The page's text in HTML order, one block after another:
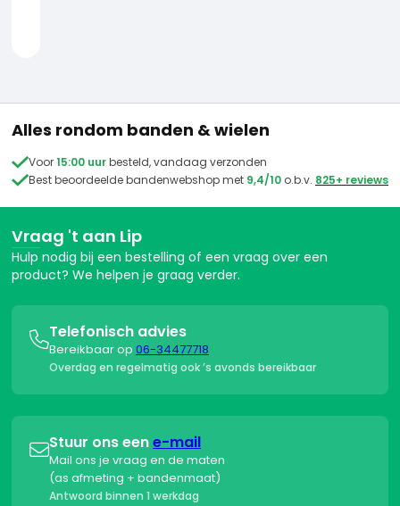
Contact
9.6/10 klantenbeoordeling 
Alles rondom banden & wielen
Voor15:00 uurbesteld, vandaag verzonden
Best beoordeelde bandenwebshop met 9,4/10 o.b.v. 825+ reviews
Vraag 't aan Lip
Hulp nodig bij een bestelling of een vraag over een
product? We helpen je graag verder.
Telefonisch advies
Bereikbaar op 06-34477718
Overdag en regelmatig ook ’s avonds bereikbaar
Stuur ons eene-mail
Mail ons je vraag en de maten
(as afmeting + bandenmaat)
Antwoord binnen 1 werkdag